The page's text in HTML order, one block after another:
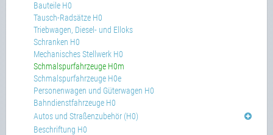
Bauteile H0
Tausch-Radsätze H0
Triebwagen, Diesel- und Elloks
Schranken H0
Mechanisches Stellwerk H0
Schmalspurfahrzeuge H0m
Schmalspurfahrzeuge H0e
Personenwagen und Güterwagen H0
Bahndienstfahrzeuge H0
Autos und Straßenzubehör (H0)
Beschriftung H0